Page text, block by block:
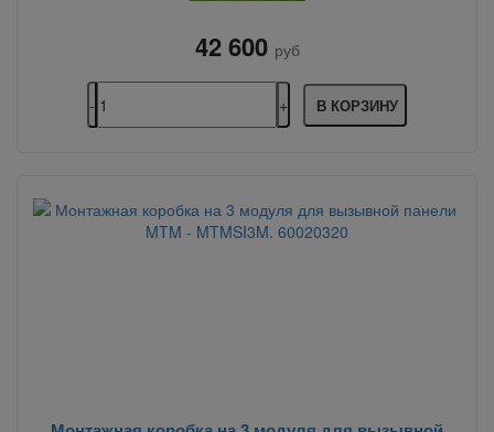
42 600 руб
В КОРЗИНУ